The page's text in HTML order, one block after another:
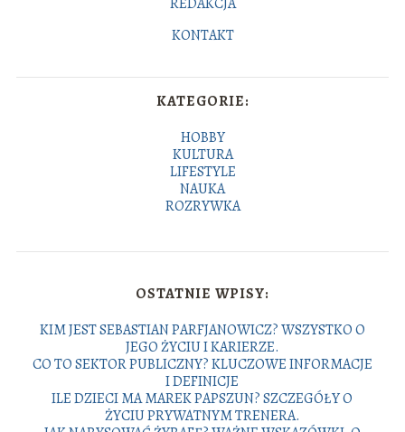
KONTAKT
KATEGORIE:
HOBBY
KULTURA
LIFESTYLE
NAUKA
ROZRYWKA
OSTATNIE WPISY:
KIM JEST SEBASTIAN PARFJANOWICZ? WSZYSTKO O
JEGO ŻYCIU I KARIERZE.
CO TO SEKTOR PUBLICZNY? KLUCZOWE INFORMACJE
I DEFINICJE
ILE DZIECI MA MAREK PAPSZUN? SZCZEGÓŁY O
ŻYCIU PRYWATNYM TRENERA.